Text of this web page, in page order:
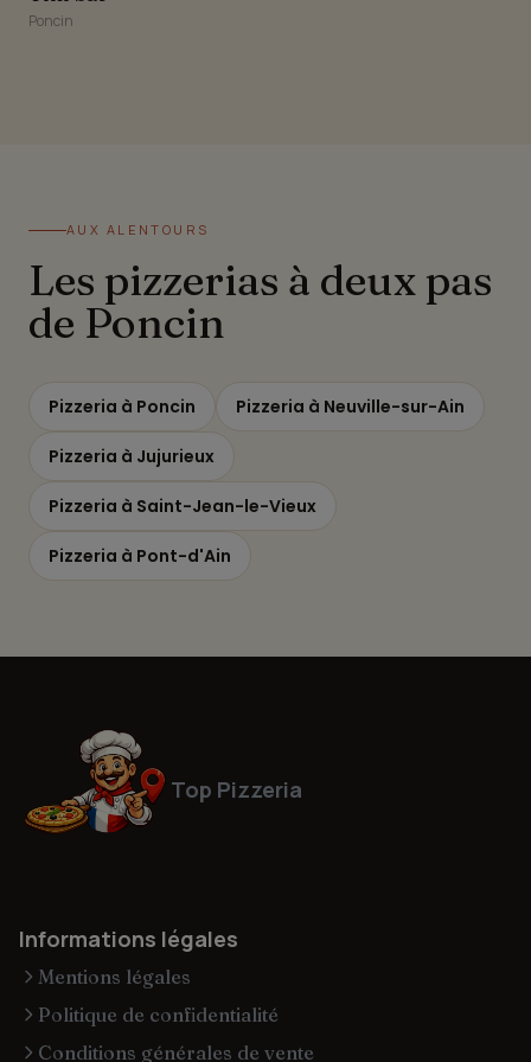
Poncin
AUX ALENTOURS
Les pizzerias à deux pas
de Poncin
Pizzeria à Poncin Pizzeria à Neuville-sur-Ain
Pizzeria à Jujurieux
Pizzeria à Saint-Jean-le-Vieux
Pizzeria à Pont-d'Ain
Top Pizzeria
Informations légales
Mentions légales
Politique de confidentialité
Conditions générales de vente